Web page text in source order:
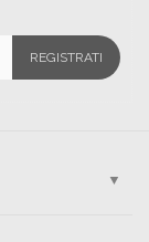
REGISTRATI